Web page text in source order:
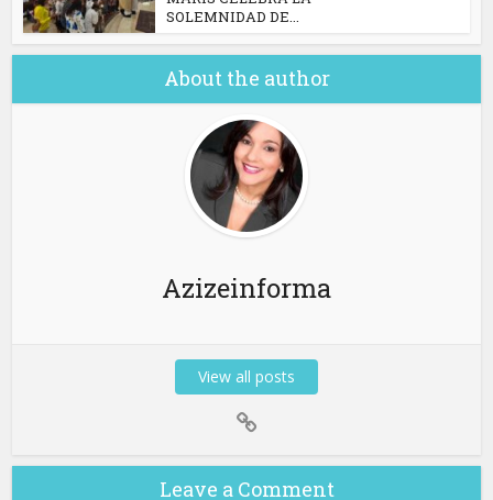
SOLEMNIDAD DE...
About the author
Azizeinforma
View all posts
Leave a Comment